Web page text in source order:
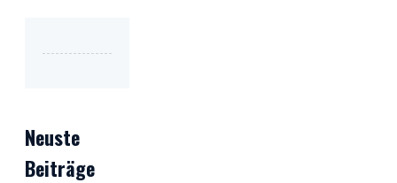
Neuste
Beiträge